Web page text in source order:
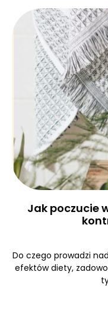
Jak poczucie
Do czego prowadzi
efektów diety,